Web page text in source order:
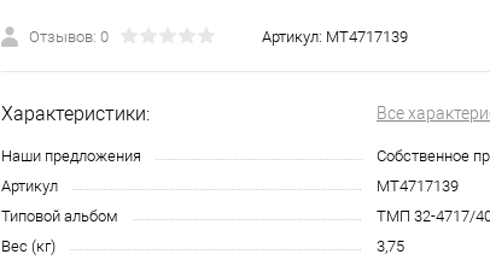
Отзывов: 0 Артикул: МТ4717139
Характеристики: Все
Наши предложения
Собственное
Артикул
МТ4717139
Типовой альбом
ТМП 32-4717/
Вес (кг)
3,75